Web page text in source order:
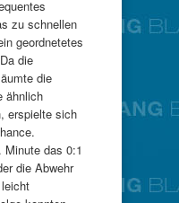
zu schnellen
geordnetetes
die
die
ähnlich
erspielte sich
Minute das 0:1
die Abwehr